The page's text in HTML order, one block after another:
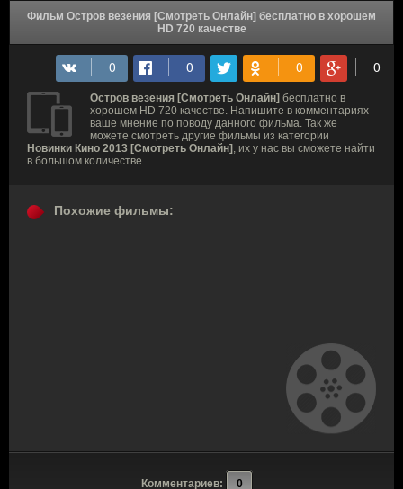
Фильм Остров везения [Смотреть Онлайн] бесплатно в хорошем
HD 720 качестве
Остров везения [Смотреть Онлайн] бесплатно в
хорошем HD 720 качестве. Напишите в комментариях
ваше мнение по поводу данного фильма. Так же
можете смотреть другие фильмы из категории
Новинки Кино 2013 [Смотреть Онлайн] , их у нас вы сможете найти
в большом количестве.
Похожие фильмы:
Комментариев: 0